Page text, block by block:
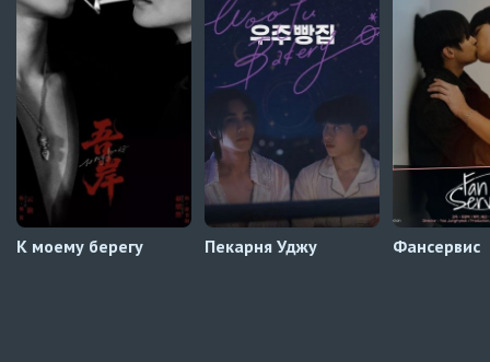
Принц-слуга
6 серия
Автосабы русские / украинские
К моему берегу Пекарня Уджу Фансервис